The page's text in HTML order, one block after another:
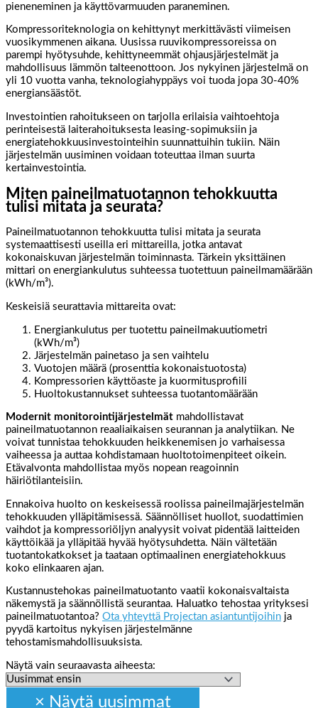
pieneneminen ja käyttövarmuuden paraneminen.
Kompressoriteknologia on kehittynyt merkittävästi viimeisen
vuosikymmenen aikana. Uusissa ruuvikompressoreissa on
parempi hyötysuhde, kehittyneemmät ohjausjärjestelmät ja
mahdollisuus lämmön talteenottoon. Jos nykyinen järjestelmä on
yli 10 vuotta vanha, teknologiahyppäys voi tuoda jopa 30-40%
energiansäästöt.
Investointien rahoitukseen on tarjolla erilaisia vaihtoehtoja
perinteisestä laiterahoituksesta leasing-sopimuksiin ja
energiatehokkuusinvestointeihin suunnattuihin tukiin. Näin
järjestelmän uusiminen voidaan toteuttaa ilman suurta
kertainvestointia.
Miten paineilmatuotannon tehokkuutta
tulisi mitata ja seurata?
Paineilmatuotannon tehokkuutta tulisi mitata ja seurata
systemaattisesti useilla eri mittareilla, jotka antavat
kokonaiskuvan järjestelmän toiminnasta. Tärkein yksittäinen
mittari on energiankulutus suhteessa tuotettuun paineilmamäärään
(kWh/m³).
Keskeisiä seurattavia mittareita ovat:
Energiankulutus per tuotettu paineilmakuutiometri
(kWh/m³)
Järjestelmän painetaso ja sen vaihtelu
Vuotojen määrä (prosenttia kokonaistuotosta)
Kompressorien käyttöaste ja kuormitusprofiili
Huoltokustannukset suhteessa tuotantomäärään
Modernit monitorointijärjestelmät mahdollistavat
paineilmatuotannon reaaliaikaisen seurannan ja analytiikan. Ne
voivat tunnistaa tehokkuuden heikkenemisen jo varhaisessa
vaiheessa ja auttaa kohdistamaan huoltotoimenpiteet oikein.
Etävalvonta mahdollistaa myös nopean reagoinnin
häiriötilanteisiin.
Ennakoiva huolto on keskeisessä roolissa paineilmajärjestelmän
tehokkuuden ylläpitämisessä. Säännölliset huollot, suodattimien
vaihdot ja kompressoriöljyn analyysit voivat pidentää laitteiden
käyttöikää ja ylläpitää hyvää hyötysuhdetta. Näin vältetään
tuotantokatkokset ja taataan optimaalinen energiatehokkuus
koko elinkaaren ajan.
Kustannustehokas paineilmatuotanto vaatii kokonaisvaltaista
näkemystä ja säännöllistä seurantaa. Haluatko tehostaa yrityksesi
paineilmatuotantoa? Ota yhteyttä Projectan asiantuntijoihin ja
pyydä kartoitus nykyisen järjestelmänne
tehostamismahdollisuuksista.
Näytä vain seuraavasta aiheesta: